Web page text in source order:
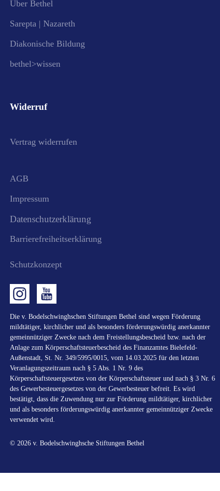
Über Bethel
Sarepta | Nazareth
Diakonische Bildung
bethel>wissen
Widerruf
Vertrag widerrufen
AGB
Impressum
Datenschutzerklärung
Barrierefreiheitserklärung
Schutzkonzept
Die v. Bodelschwinghschen Stiftungen Bethel sind wegen Förderung
mildtätiger, kirchlicher und als besonders förderungswürdig anerkannter
gemeinnütziger Zwecke nach dem Freistellungsbescheid bzw. nach der
Anlage zum Körperschaftsteuerbescheid des Finanzamtes Bielefeld-
Außenstadt, St. Nr. 349/5995/0015, vom 14.03.2025 für den letzten
Veranlagungszeitraum nach § 5 Abs. 1 Nr. 9 des
Körperschaftsteuergesetzes von der Körperschaftsteuer und nach § 3 Nr. 6
des Gewerbesteuergesetzes von der Gewerbesteuer befreit. Es wird
bestätigt, dass die Zuwendung nur zur Förderung mildtätiger, kirchlicher
und als besonders förderungswürdig anerkannter gemeinnütziger Zwecke
verwendet wird.
© 2026 v. Bodelschwinghsche Stiftungen Bethel